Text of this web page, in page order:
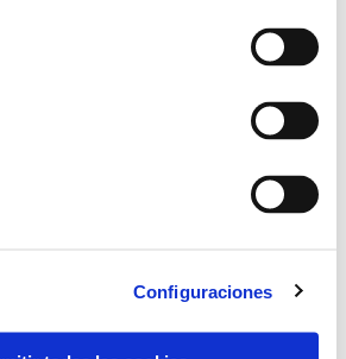
Configuraciones